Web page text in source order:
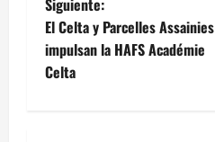
e
g
a
Siguiente:
El Celta y Parcelles Assainies
impulsan la HAFS Académie
Celta